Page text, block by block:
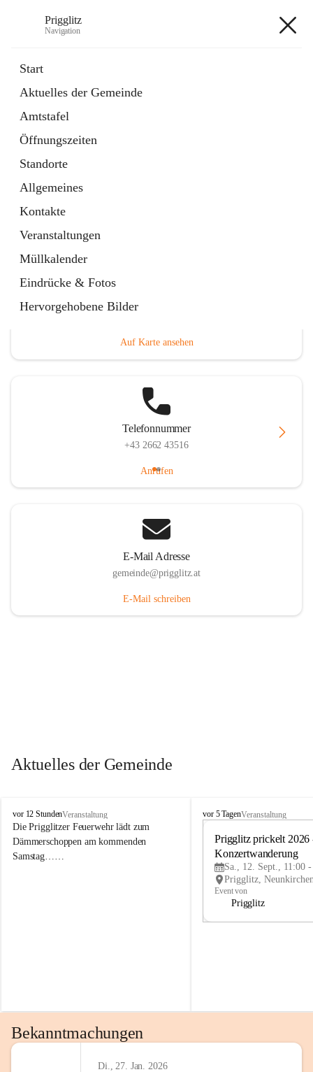
Prigglitz
Navigation
Start
Aktuelles der Gemeinde
Amtstafel
Öffnungszeiten
Standorte
Allgemeines
Kontakte
Veranstaltungen
Müllkalender
Eindrücke & Fotos
Hervorgehobene Bilder
Externe Webseite
in
Tab
Gemeindezeitung
Ordner
öffnet
in
neuem
Tab
Hauptadresse
Auf Karte ansehen
Telefonnummer
+43 2662 43516
Anrufen
E-Mail Adresse
gemeinde@prigglitz.at
E-Mail schreiben
Aktuelles der Gemeinde
P
r
i
g
vor 12 StundenVeranstaltung
Die Prigglitzer Feuerwehr lädt zum
Dämmerschoppen am kommenden
Samstag……
P
vor 5 TagenVeranstaltung
Prigglitz prickelt 2026
Konzertwanderung
Sa., 12. Sept., 11:00
Event von
Prigglitz
Bekanntmachungen
Di., 27. Jan. 2026